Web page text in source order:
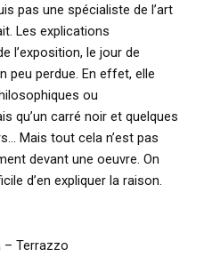
pas une spécialiste de l’art
Les explications
l’exposition, le jour de
peu perdue. En effet, elle
ou
qu’un carré noir et quelques
Mais tout cela n’est pas
devant une oeuvre. On
d’en expliquer la raison.
– Terrazzo